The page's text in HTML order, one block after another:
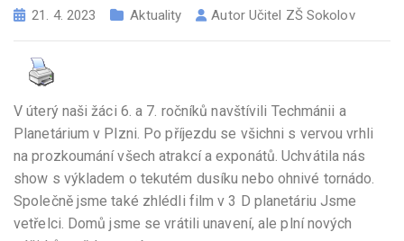
21. 4. 2023 Aktuality Autor Učitel ZŠ Sokolov
V úterý naši žáci 6. a 7. ročníků navštívili Techmánii a
Planetárium v Plzni. Po příjezdu se všichni s vervou vrhli
na prozkoumání všech atrakcí a exponátů. Uchvátila nás
show s výkladem o tekutém dusíku nebo ohnivé tornádo.
Společně jsme také zhlédli film v 3 D planetáriu Jsme
vetřelci. Domů jsme se vrátili unavení, ale plní nových